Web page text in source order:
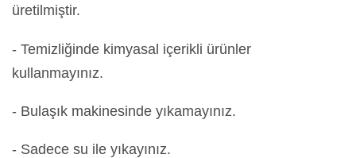
üretilmiştir.
- Temizliğinde kimyasal içerikli ürünler
kullanmayınız.
- Bulaşık makinesinde yıkamayınız.
- Sadece su ile yıkayınız.